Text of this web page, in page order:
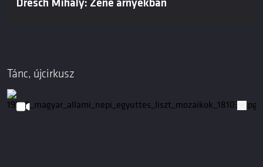
Dresch Mihály: Zene árnyékban
Tánc, újcirkusz